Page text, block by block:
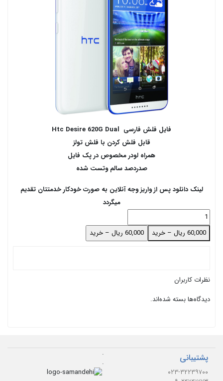
فایل فلش فارسی Htc Desire 620G Dual
قابل فلش کردن با فلش تولز
همراه لودر مخصوص در پک فایل
صدردصد سالم وتست شده
لینک دانلود پس از واریز وجه آنلاین به صورت خودکار خدمتتان تقدیم
میگردد
60,000 ریال – خرید
نظرات کاربران
دیدگاه‌ها بسته شده‌اند.
پشتیبانی
۰۲۳-۳۲۲۳۹۷۰۰
.
.